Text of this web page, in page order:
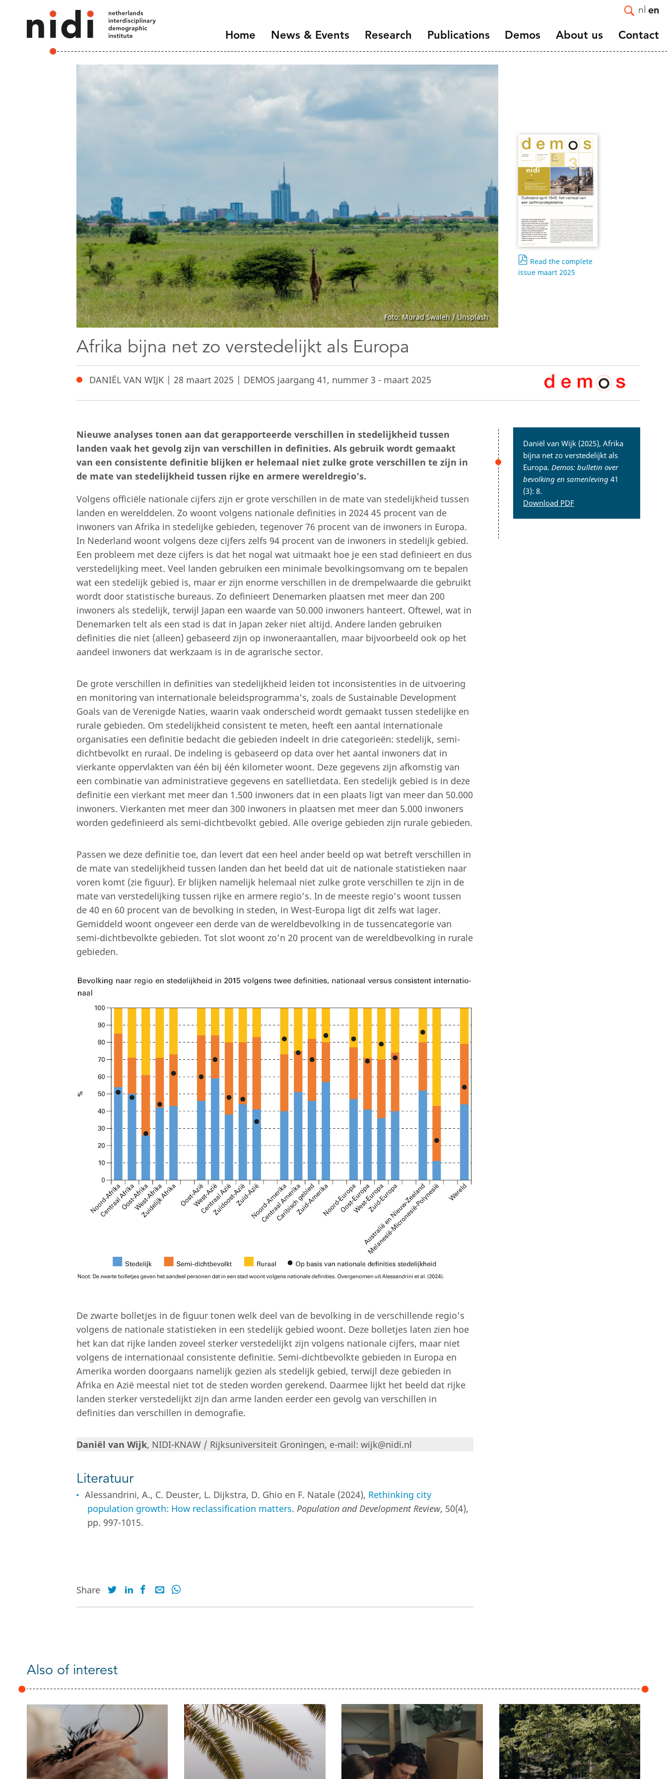
Home News & Events
NIDI Seminar Series
NIDI 50 Years
Research
Introduction
Families and Gender
Publications Demos About us
Affiliated and guest
researchers
Scientific advisory board
NIDI 50 Years
NIDI-NVD master thesis
award
Open Government Act
Contact
nl en
Foto: Murad Swaleh / Unsplash
Read the complete
issue maart 2025
Afrika bijna net zo verstedelijkt als Europa
DANIËL VAN WIJK | 28 maart 2025 | DEMOS jaargang 41, nummer 3 - maart 2025
Nieuwe analyses tonen aan dat gerapporteerde verschillen in stedelijkheid tussen
landen vaak het gevolg zijn van verschillen in definities. Als gebruik wordt gemaakt
van een consistente definitie blijken er helemaal niet zulke grote verschillen te zijn in
de mate van stedelijkheid tussen rijke en armere wereldregio’s.
Volgens officiële nationale cijfers zijn er grote verschillen in de mate van stedelijkheid tussen
landen en werelddelen. Zo woont volgens nationale definities in 2024 45 procent van de
inwoners van Afrika in stedelijke gebieden, tegenover 76 procent van de inwoners in Europa.
In Nederland woont volgens deze cijfers zelfs 94 procent van de inwoners in stedelijk gebied.
Een probleem met deze cijfers is dat het nogal wat uitmaakt hoe je een stad definieert en dus
verstedelijking meet. Veel landen gebruiken een minimale bevolkingsomvang om te bepalen
wat een stedelijk gebied is, maar er zijn enorme verschillen in de drempelwaarde die gebruikt
wordt door statistische bureaus. Zo definieert Denemarken plaatsen met meer dan 200
inwoners als stedelijk, terwijl Japan een waarde van 50.000 inwoners hanteert. Oftewel, wat in
Denemarken telt als een stad is dat in Japan zeker niet altijd. Andere landen gebruiken
definities die niet (alleen) gebaseerd zijn op inwoneraantallen, maar bijvoorbeeld ook op het
aandeel inwoners dat werkzaam is in de agrarische sector.
De grote verschillen in definities van stedelijkheid leiden tot inconsistenties in de uitvoering
en monitoring van internationale beleidsprogramma’s, zoals de Sustainable Development
Goals van de Verenigde Naties, waarin vaak onderscheid wordt gemaakt tussen stedelijke en
rurale gebieden. Om stedelijkheid consistent te meten, heeft een aantal internationale
organisaties een definitie bedacht die gebieden indeelt in drie categorieën: stedelijk, semi-
dichtbevolkt en ruraal. De indeling is gebaseerd op data over het aantal inwoners dat in
vierkante oppervlakten van één bij één kilometer woont. Deze gegevens zijn afkomstig van
een combinatie van administratieve gegevens en satellietdata. Een stedelijk gebied is in deze
definitie een vierkant met meer dan 1.500 inwoners dat in een plaats ligt van meer dan 50.000
inwoners. Vierkanten met meer dan 300 inwoners in plaatsen met meer dan 5.000 inwoners
worden gedefinieerd als semi-dichtbevolkt gebied. Alle overige gebieden zijn rurale gebieden.
Passen we deze definitie toe, dan levert dat een heel ander beeld op wat betreft verschillen in
de mate van stedelijkheid tussen landen dan het beeld dat uit de nationale statistieken naar
voren komt (zie figuur). Er blijken namelijk helemaal niet zulke grote verschillen te zijn in de
mate van verstedelijking tussen rijke en armere regio’s. In de meeste regio’s woont tussen
de 40 en 60 procent van de bevolking in steden, in West-Europa ligt dit zelfs wat lager.
Gemiddeld woont ongeveer een derde van de wereldbevolking in de tussencategorie van
semi-dichtbevolkte gebieden. Tot slot woont zo’n 20 procent van de wereldbevolking in rurale
gebieden.
De zwarte bolletjes in de figuur tonen welk deel van de bevolking in de verschillende regio’s
volgens de nationale statistieken in een stedelijk gebied woont. Deze bolletjes laten zien hoe
het kan dat rijke landen zoveel sterker verstedelijkt zijn volgens nationale cijfers, maar niet
volgens de internationaal consistente definitie. Semi-dichtbevolkte gebieden in Europa en
Amerika worden doorgaans namelijk gezien als stedelijk gebied, terwijl deze gebieden in
Afrika en Azië meestal niet tot de steden worden gerekend. Daarmee lijkt het beeld dat rijke
landen sterker verstedelijkt zijn dan arme landen eerder een gevolg van verschillen in
definities dan verschillen in demografie.
Daniël van Wijk, NIDI-KNAW / Rijksuniversiteit Groningen, e-mail: wijk@nidi.nl
Literatuur
Alessandrini, A., C. Deuster, L. Dijkstra, D. Ghio en F. Natale (2024), Rethinking city
population growth: How reclassification matters. Population and Development Review, 50(4),
pp. 997-1015.
Share
Daniël van Wijk (2025), Afrika
bijna net zo verstedelijkt als
Europa. Demos: bulletin over
bevolking en samenleving 41
(3): 8.
Download PDF
Also of interest